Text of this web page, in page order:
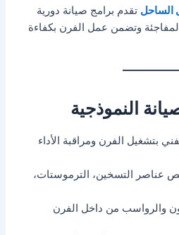
الساحل تقدم برامج صيانة دورية
وتضمن عمل الفرن بكفاءة
النموذجية
بتشغيل الفرن ومراقبة الأداء
عناصر التسخين، الترموستات،
والرواسب من داخل الفرن